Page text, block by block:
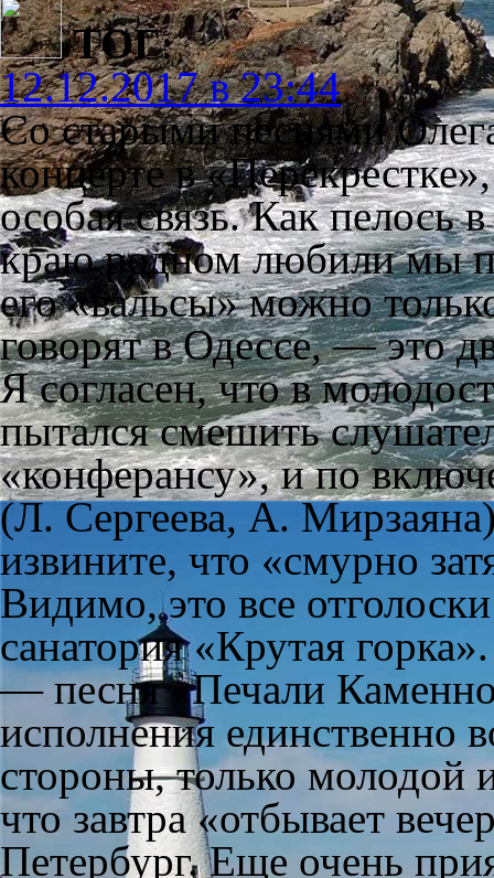
ТОГ:
12.12.2017 в 23:44
Со старыми песнями
концерте в
особая связь. Как пелось
краю родном любили мы
его «вальсы» можно
говорят в Одессе, — это
Я согласен, что в
пытался смешить
«конферансу», и по
(Л. Сергеева, А.
извините, что «смурно
Видимо, это все
санатория «Крутая
— песня «Печали
исполнения единственно
стороны, только молодой
что завтра «отбывает
Петербург. Еще очень